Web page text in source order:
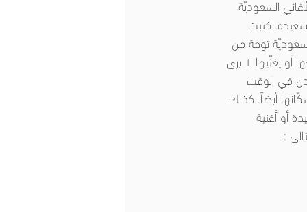
السعوديّة
كتبت
توحة من
يغنّيها لا يرى
في الوقت
أيضاً. كذلك
أو أغنية
: